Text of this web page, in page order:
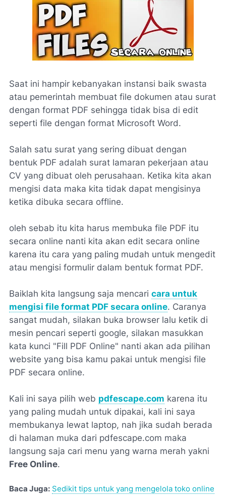
Saat ini hampir kebanyakan instansi baik swasta
atau pemerintah membuat file dokumen atau surat
dengan format PDF sehingga tidak bisa di edit
seperti file dengan format Microsoft Word.
Salah satu surat yang sering dibuat dengan
bentuk PDF adalah surat lamaran pekerjaan atau
CV yang dibuat oleh perusahaan. Ketika kita akan
mengisi data maka kita tidak dapat mengisinya
ketika dibuka secara offline.
oleh sebab itu kita harus membuka file PDF itu
secara online nanti kita akan edit secara online
karena itu cara yang paling mudah untuk mengedit
atau mengisi formulir dalam bentuk format PDF.
Baiklah kita langsung saja mencari cara untuk
mengisi file format PDF secara online. Caranya
sangat mudah, silakan buka browser lalu ketik di
mesin pencari seperti google, silakan masukkan
kata kunci "Fill PDF Online" nanti akan ada pilihan
website yang bisa kamu pakai untuk mengisi file
PDF secara online.
Kali ini saya pilih web pdfescape.com karena itu
yang paling mudah untuk dipakai, kali ini saya
membukanya lewat laptop, nah jika sudah berada
di halaman muka dari pdfescape.com maka
langsung saja cari menu yang warna merah yakni
Free Online.
Baca Juga: Sedikit tips untuk yang mengelola toko online